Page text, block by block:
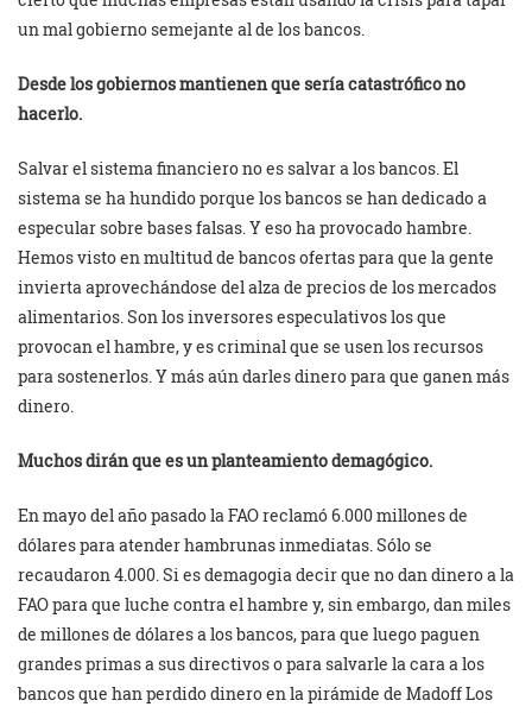
un mal gobierno semejante al de los bancos.
Desde los gobiernos mantienen que sería catastrófico no
hacerlo.
Salvar el sistema financiero no es salvar a los bancos. El
sistema se ha hundido porque los bancos se han dedicado a
especular sobre bases falsas. Y eso ha provocado hambre.
Hemos visto en multitud de bancos ofertas para que la gente
invierta aprovechándose del alza de precios de los mercados
alimentarios. Son los inversores especulativos los que
provocan el hambre, y es criminal que se usen los recursos
para sostenerlos. Y más aún darles dinero para que ganen más
dinero.
Muchos dirán que es un planteamiento demagógico.
En mayo del año pasado la FAO reclamó 6.000 millones de
dólares para atender hambrunas inmediatas. Sólo se
recaudaron 4.000. Si es demagogia decir que no dan dinero a la
FAO para que luche contra el hambre y, sin embargo, dan miles
de millones de dólares a los bancos, para que luego paguen
grandes primas a sus directivos o para salvarle la cara a los
bancos que han perdido dinero en la pirámide de Madoff Los